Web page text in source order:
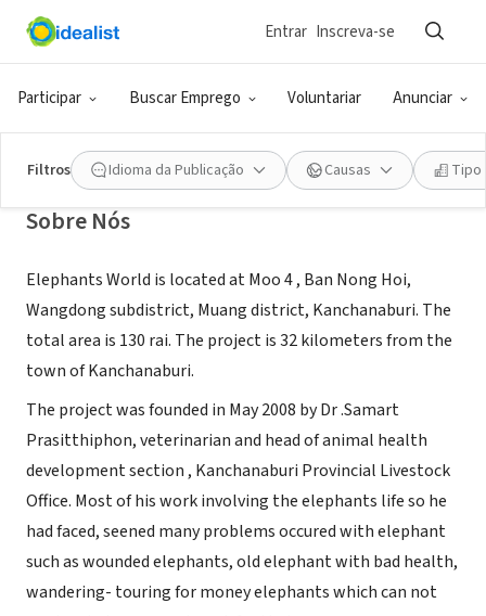
Participar Buscar Emprego Voluntariar Anunciar
Entrar Inscreva-se
Filtros Idioma da Publicação Causas Tipo
ONG (SETOR SOCIAL)
Elephants World
Sobre Nós
Elephants World is located at Moo 4 , Ban Nong Hoi,
Wangdong subdistrict, Muang district, Kanchanaburi. The
total area is 130 rai. The project is 32 kilometers from the
town of Kanchanaburi.
The project was founded in May 2008 by Dr .Samart
Prasitthiphon, veterinarian and head of animal health
development section , Kanchanaburi Provincial Livestock
Office. Most of his work involving the elephants life so he
had faced, seened many problems occured with elephant
such as wounded elephants, old elephant with bad health,
wandering- touring for money elephants which can not